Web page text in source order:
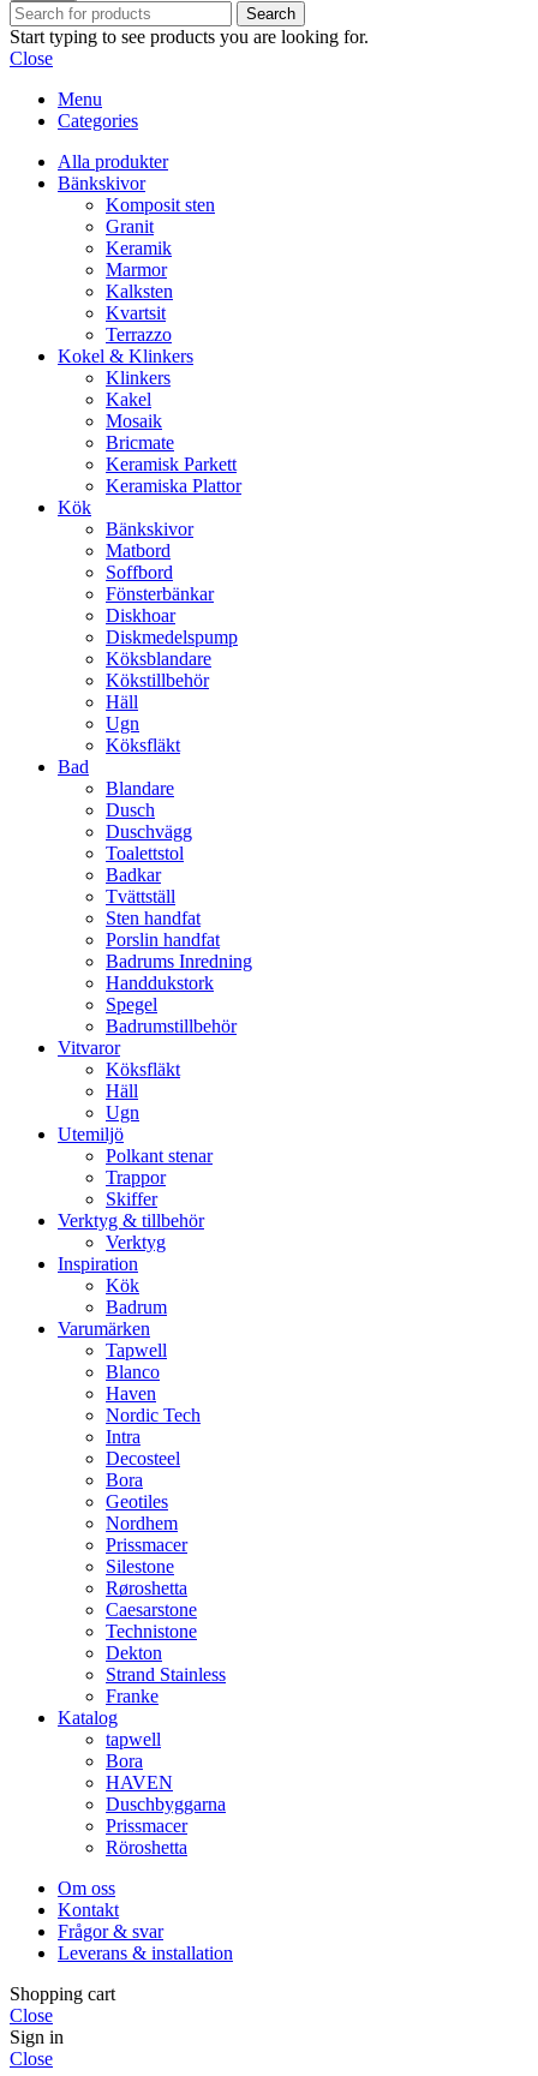
Search
Start typing to see products you are looking for.
Close
Menu
Categories
Alla produkter
Bänkskivor
Komposit sten
Granit
Keramik
Marmor
Kalksten
Kvartsit
Terrazzo
Kokel & Klinkers
Klinkers
Kakel
Mosaik
Bricmate
Keramisk Parkett
Keramiska Plattor
Kök
Bänkskivor
Matbord
Soffbord
Fönsterbänkar
Diskhoar
Diskmedelspump
Köksblandare
Kökstillbehör
Häll
Ugn
Köksfläkt
Bad
Blandare
Dusch
Duschvägg
Toalettstol
Badkar
Tvättställ
Sten handfat
Porslin handfat
Badrums Inredning
Handdukstork​
Spegel
Badrumstillbehör
Vitvaror
Köksfläkt
Häll
Ugn
Utemiljö
Polkant stenar
Trappor
Skiffer
Verktyg & tillbehör
Verktyg
Inspiration
Kök
Badrum
Varumärken
Tapwell
Blanco
Haven
Nordic Tech
Intra
Decosteel
Bora
Geotiles
Nordhem
Prissmacer
Silestone
Røroshetta
Caesarstone
Technistone
Dekton
Strand Stainless
Franke
Katalog
tapwell
Bora
HAVEN
Duschbyggarna
Prissmacer
Röroshetta
Om oss
Kontakt
Frågor & svar
Leverans & installation
Shopping cart
Close
Sign in
Close